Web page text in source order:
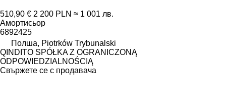
510,90 € 2 200 PLN ≈ 1 001 лв.
Амортисьор
6892425
Полша, Piotrków Trybunalski
QINDITO SPÓŁKA Z OGRANICZONĄ
ODPOWIEDZIALNOŚCIĄ
Свържете се с продавача